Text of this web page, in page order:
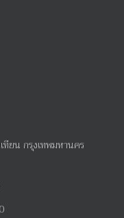
ทียน กรุงเทพมหานคร